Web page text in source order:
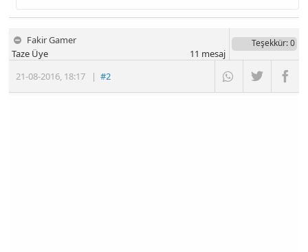
Fakir Gamer
21-08-2016, 18:17 |#2
Taze Üye
Teşekkür: 0
11 mesaj